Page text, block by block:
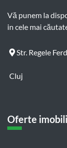
Vă punem la
in cele mai
Str. Regele
Cluj
Oferte